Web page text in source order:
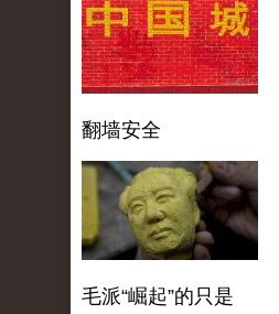
翻墙安全
毛派“崛起”的只是